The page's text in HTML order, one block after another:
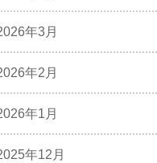
年3月
年2月
年1月
年12月